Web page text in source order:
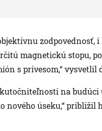
zodpovednosť,
magnetickú stopu,
s prívesom,“
na
nového úseku,“